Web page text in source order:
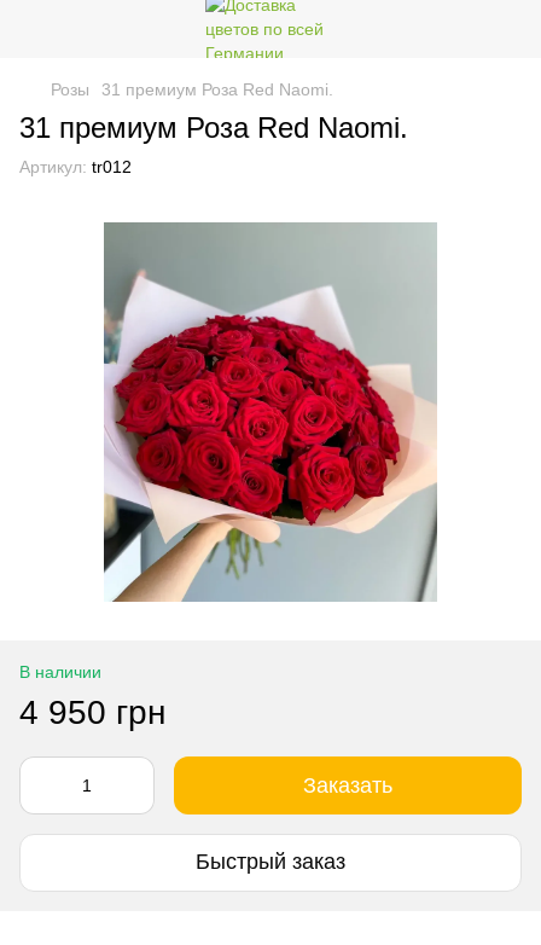
Розы 31 премиум Роза Red Naomi.
31 премиум Роза Red Naomi.
Артикул: tr012
В наличии
4 950 грн
Заказать
Быстрый заказ